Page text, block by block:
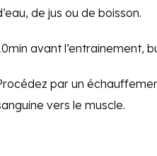
de jus ou de boisson.
avant l’entrainement,
par un
vers le muscle.